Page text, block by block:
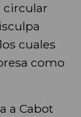
circular
cuales
como
a Cabot